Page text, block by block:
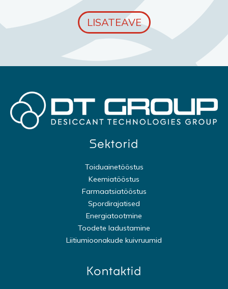
LISATEAVE
Sektorid
Toiduainetööstus
Keemiatööstus
Farmaatsiatööstus
Spordirajatised
Energiatootmine
Toodete ladustamine
Liitiumioonakude kuivruumid
Kontaktid